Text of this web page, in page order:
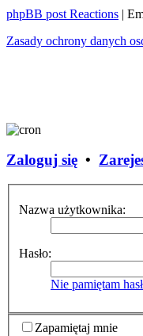
phpBB post Reactions |
Zasady ochrony danych
Zaloguj się •
Nazwa użytkownika:
Hasło:
Nie pamiętam
Zapamiętaj mnie